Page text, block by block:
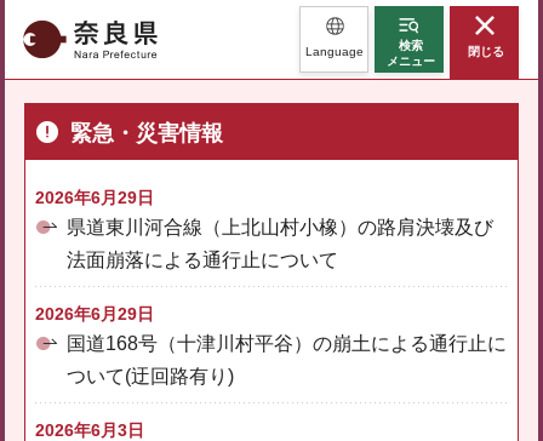
奈良県 Language
検索
メニュー
閉じる
緊急・災害情報
2026年6月29日
県道東川河合線（上北山村小橡）の路肩決壊及び
法面崩落による通行止について
2026年6月29日
国道168号（十津川村平谷）の崩土による通行止に
ついて(迂回路有り)
2026年6月3日